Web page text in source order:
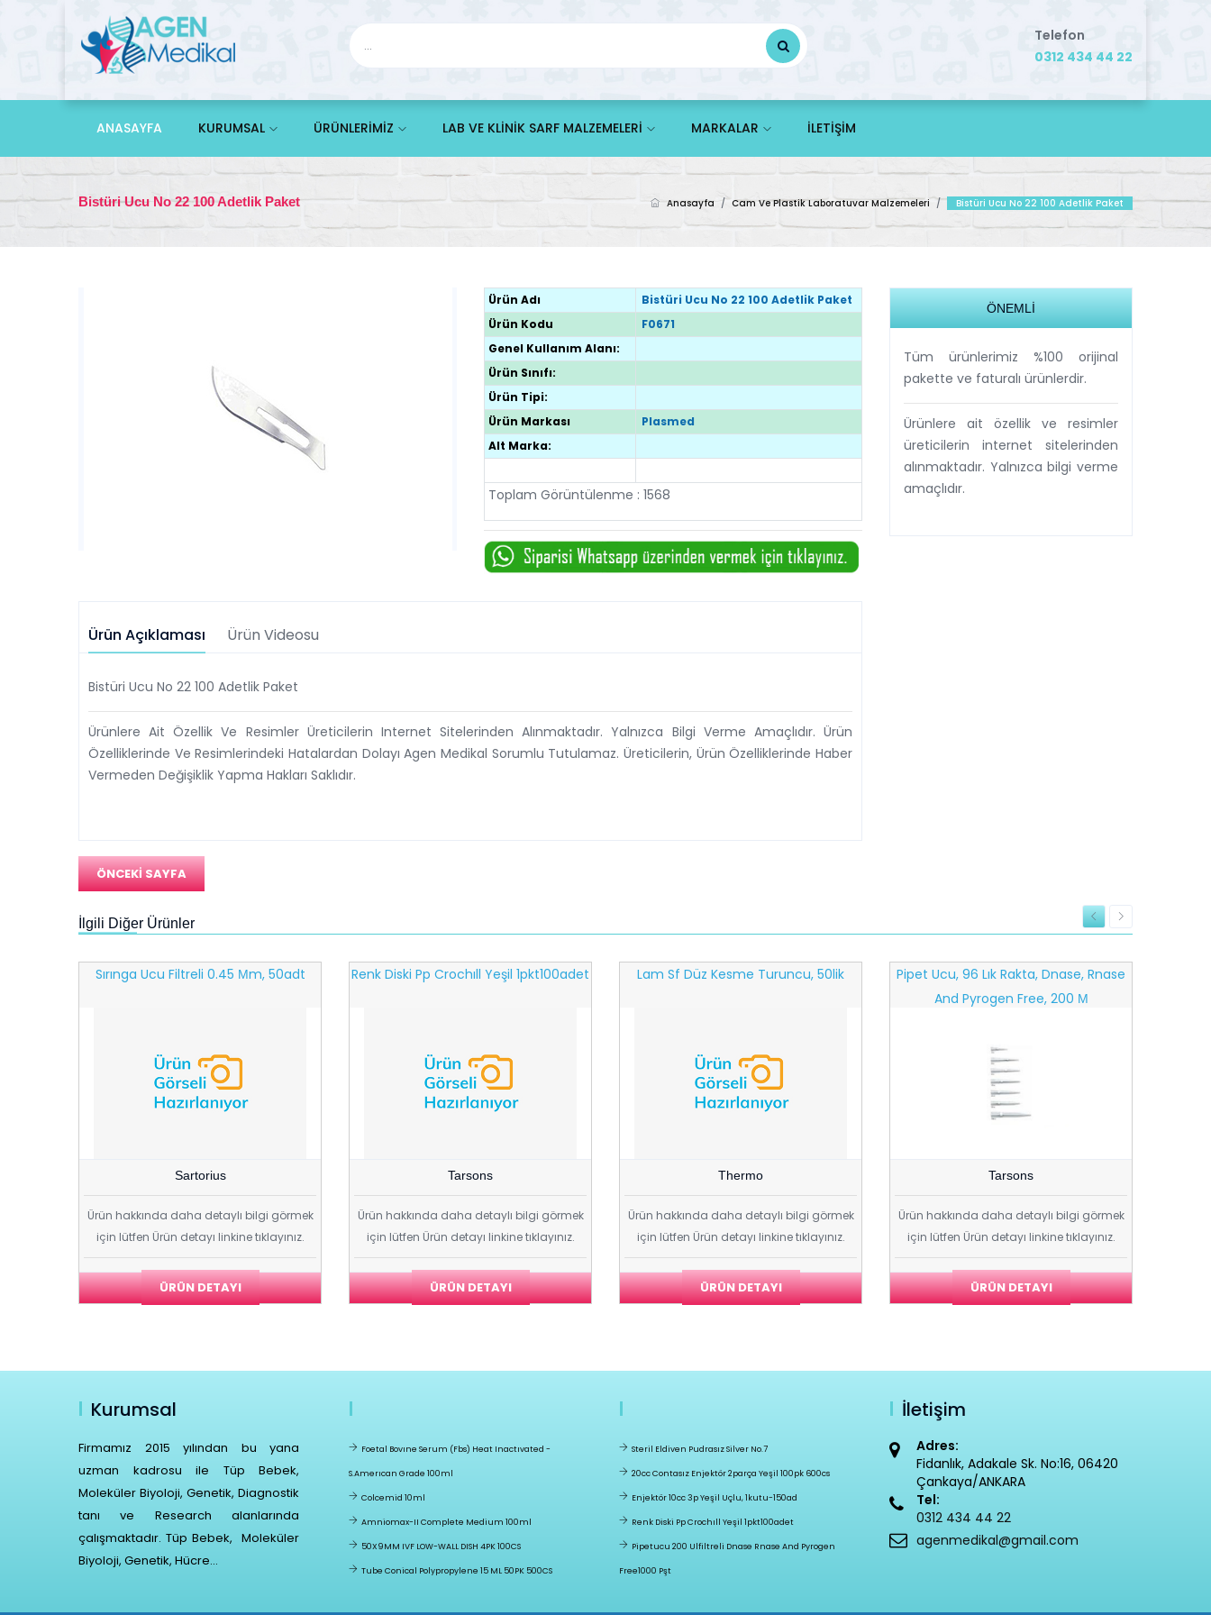
Telefon
0312 434 44 22
ANASAYFA KURUMSAL ÜRÜNLERİMİZ LAB VE KLİNİK SARF MALZEMELERİ MARKALAR İLETİŞİM
Bistüri Ucu No 22 100 Adetlik Paket Anasayfa / Cam Ve Plastik Laboratuvar Malzemeleri / Bistüri Ucu No 22 100 Adetlik Paket
Ürün Adı
Bistüri Ucu No 22 100 Adetlik Paket
Ürün Kodu
F0671
Genel Kullanım Alanı:
Ürün Sınıfı:
Ürün Tipi:
Ürün Markası
Plasmed
Alt Marka:
Toplam Görüntülenme : 1568
Ürün Açıklaması Ürün Videosu
Bistüri Ucu No 22 100 Adetlik Paket
Ürünlere Ait Özellik Ve Resimler Üreticilerin Internet Sitelerinden Alınmaktadır. Yalnızca Bilgi Verme Amaçlıdır. Ürün
Özelliklerinde Ve Resimlerindeki Hatalardan Dolayı Agen Medikal Sorumlu Tutulamaz. Üreticilerin, Ürün Özelliklerinde Haber
Vermeden Değişiklik Yapma Hakları Saklıdır.
ÖNCEKİ SAYFA
ÖNEMLİ
Tüm ürünlerimiz %100 orijinal
pakette ve faturalı ürünlerdir.
Ürünlere ait özellik ve resimler
üreticilerin internet sitelerinden
alınmaktadır. Yalnızca bilgi verme
amaçlıdır.
İlgili Diğer Ürünler
Sırınga Ucu Filtreli 0.45 Μm, 50adt
Sartorius
Ürün hakkında daha detaylı bilgi görmek
için lütfen Ürün detayı linkine tıklayınız.
ÜRÜN DETAYI
Renk Diski Pp Crochıll Yeşil 1pkt100adet
Tarsons
Ürün hakkında daha detaylı bilgi görmek
için lütfen Ürün detayı linkine tıklayınız.
ÜRÜN DETAYI
Lam Sf Düz Kesme Turuncu, 50lik
Thermo
Ürün hakkında daha detaylı bilgi görmek
için lütfen Ürün detayı linkine tıklayınız.
ÜRÜN DETAYI
Pipet Ucu, 96 Lık Rakta, Dnase, Rnase
And Pyrogen Free, 200 Μ
Tarsons
Ürün hakkında daha detaylı bilgi görmek
için lütfen Ürün detayı linkine tıklayınız.
ÜRÜN DETAYI
Kurumsal
Firmamız 2015 yılından bu yana
uzman kadrosu ile Tüp Bebek,
Moleküler Biyoloji, Genetik, Diagnostik
tanı ve Research alanlarında
çalışmaktadır. Tüp Bebek, Moleküler
Biyoloji, Genetik, Hücre...
Foetal Bovıne Serum (fbs) Heat Inactıvated -
S.amerıcan Grade 100ml
Colcemid 10ml
Amniomax-II Complete Medium 100ml
50X9MM IVF LOW-WALL DISH 4PK 100CS
Tube Conical Polypropylene 15 ML 50PK 500CS
Steril Eldiven Pudrasız Silver No.7
20cc Contasız Enjektör 2parça Yeşil 100pk 600cs
Enjektör 10cc 3p Yeşil Uçlu, 1kutu-150ad
Renk Diski Pp Crochıll Yeşil 1pkt100adet
Pipetucu 200 Ulfiltreli Dnase Rnase And Pyrogen
Free1000 Pşt
İletişim
Adres:
Fidanlık, Adakale Sk. No:16, 06420
Çankaya/ANKARA
Tel:
0312 434 44 22
agenmedikal@gmail.com